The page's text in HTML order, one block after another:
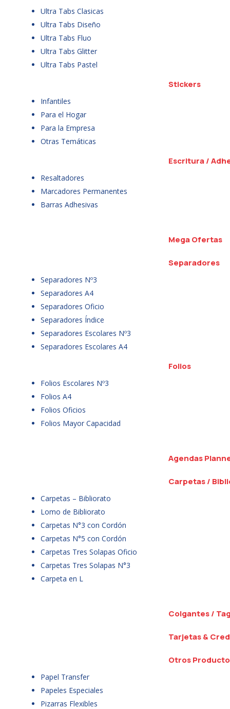
Ultra Tabs Clasicas
Ultra Tabs Diseño
Ultra Tabs Fluo
Ultra Tabs Glitter
Ultra Tabs Pastel
Stickers
Infantiles
Para el Hogar
Para la Empresa
Otras Temáticas
Escritura /
Resaltadores
Marcadores Permanentes
Barras Adhesivas
Mega Ofertas
Separadores
Separadores Nº3
Separadores A4
Separadores Oficio
Separadores Índice
Separadores Escolares Nº3
Separadores Escolares A4
Folios
Folios Escolares Nº3
Folios A4
Folios Oficios
Folios Mayor Capacidad
Agendas
Carpetas /
Carpetas – Bibliorato
Lomo de Bibliorato
Carpetas N°3 con Cordón
Carpetas N°5 con Cordón
Carpetas Tres Solapas Oficio
Carpetas Tres Solapas N°3
Carpeta en L
Colgantes /
Tarjetas &
Otros
Papel Transfer
Papeles Especiales
Pizarras Flexibles